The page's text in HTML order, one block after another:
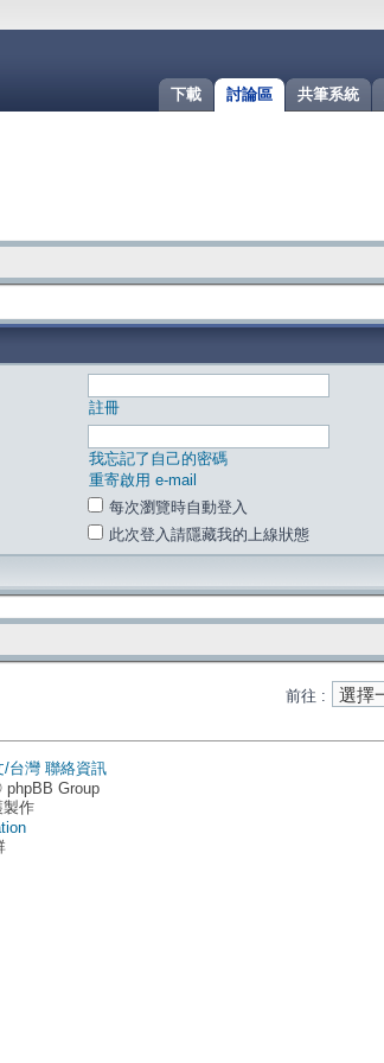
共筆系統
討論區
下載
註冊
我忘記了自己的密碼
重寄啟用 e-mail
每次瀏覽時自動登入
此次登入請隱藏我的上線狀態
前往 :
/台灣 聯絡資訊
Group
作